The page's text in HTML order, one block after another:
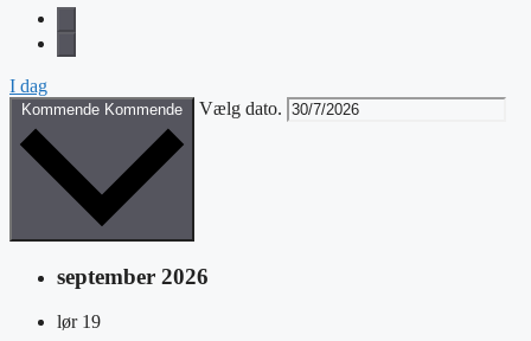
I dag
Kommende Kommende Vælg dato.
september 2026
lør 19